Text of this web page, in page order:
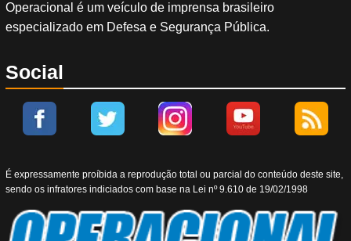
Operacional é um veículo de imprensa brasileiro
especializado em Defesa e Segurança Pública.
Social
É expressamente proíbida a reprodução total ou parcial do conteúdo deste site,
sendo os infratores indiciados com base na Lei nº 9.610 de 19/02/1998